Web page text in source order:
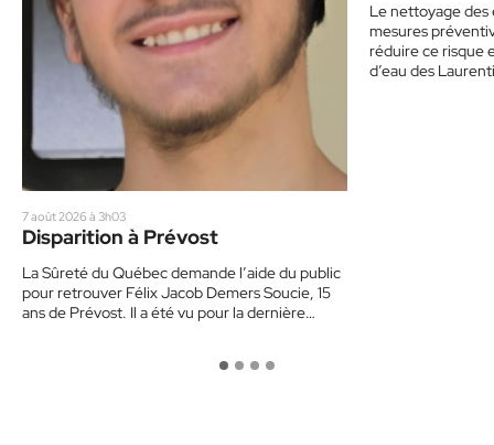
7 août 2026 à 3h03
Disparition à Prévost
La Sûreté du Québec demande l’aide du public
pour retrouver Félix Jacob Demers Soucie, 15
ans de Prévost. Il a été vu pour la dernière…
Le nettoyage des
mesures
réduire ce risque
d’eau des